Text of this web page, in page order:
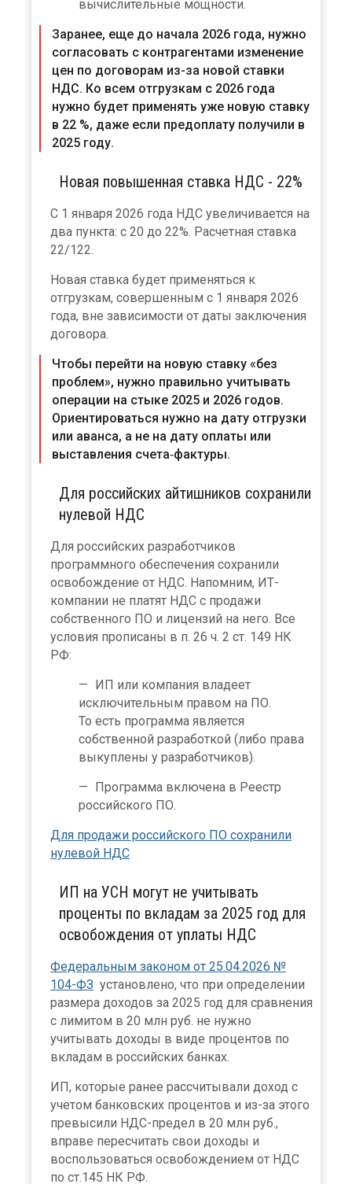
вычислительные мощности.
Заранее, еще до начала 2026 года, нужно
согласовать с контрагентами изменение
цен по договорам из-за новой ставки
НДС. Ко всем отгрузкам с 2026 года
нужно будет применять уже новую ставку
в 22 %, даже если предоплату получили в
2025 году.
Новая повышенная ставка НДС - 22%
С 1 января 2026 года НДС увеличивается на
два пункта: с 20 до 22%. Расчетная ставка
22/122.
Новая ставка будет применяться к
отгрузкам, совершенным с 1 января 2026
года, вне зависимости от даты заключения
договора.
Чтобы перейти на новую ставку «без
проблем», нужно правильно учитывать
операции на стыке 2025 и 2026 годов.
Ориентироваться нужно на дату отгрузки
или аванса, а не на дату оплаты или
выставления счета‑фактуры.
Для российских айтишников сохранили
нулевой НДС
Для российских разработчиков
программного обеспечения сохранили
освобождение от НДС. Напомним, ИТ-
компании не платят НДС с продажи
собственного ПО и лицензий на него. Все
условия прописаны в п. 26 ч. 2 ст. 149 НК
РФ:
ИП или компания владеет
исключительным правом на ПО.
То есть программа является
собственной разработкой (либо права
выкуплены у разработчиков).
Программа включена в Реестр
российского ПО.
Для продажи российского ПО сохранили
нулевой НДС
ИП на УСН могут не учитывать
проценты по вкладам за 2025 год для
освобождения от уплаты НДС
Федеральным законом от 25.04.2026 №
104-ФЗ установлено, что при определении
размера доходов за 2025 год для сравнения
с лимитом в 20 млн руб. не нужно
учитывать доходы в виде процентов по
вкладам в российских банках.
ИП, которые ранее рассчитывали доход с
учетом банковских процентов и из-за этого
превысили НДС-предел в 20 млн руб.,
вправе пересчитать свои доходы и
воспользоваться освобождением от НДС
по ст.145 НК РФ.